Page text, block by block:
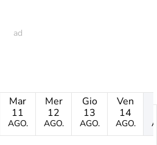
Mar
11
AGO.
Mer
12
AGO.
Gio
13
AGO.
Ven
14
AGO.